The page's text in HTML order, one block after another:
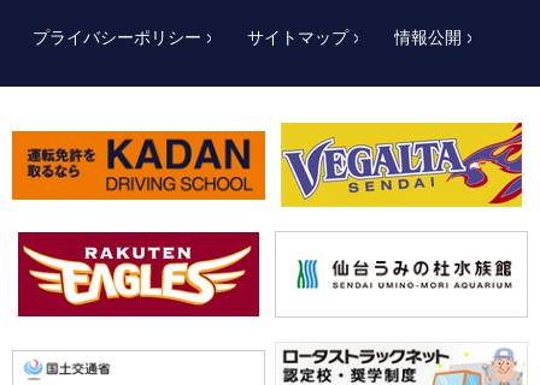
プライバシーポリシー サイトマップ 情報公開